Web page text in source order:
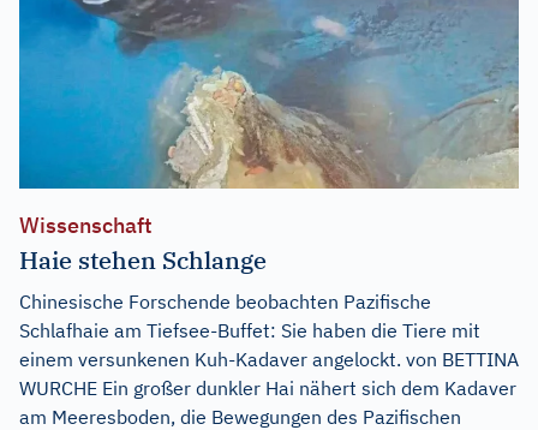
Wissenschaft
Haie stehen Schlange
Chinesische Forschende beobachten Pazifische
Schlafhaie am Tiefsee-Buffet: Sie haben die Tiere mit
einem versunkenen Kuh-Kadaver angelockt. von BETTINA
WURCHE Ein großer dunkler Hai nähert sich dem Kadaver
am Meeresboden, die Bewegungen des Pazifischen